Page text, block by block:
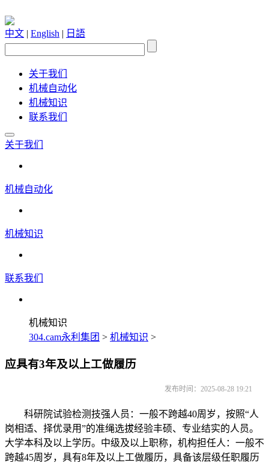
中文 | English | 日語
关于我们
机械自动化
机械知识
联系我们
关于我们
机械自动化
机械知识
联系我们
机械知识
304.cam永利集团 > 机械知识 >
应具有3年及以上工做履历
发布时间：2025-08-28 19:21
科研院试验检测技强人员：一般不跨越40周岁，按照“人
岗相适、择优录用”的准绳选拔经验丰硕、专业结实的人员。
大学本科及以上学历。中级及以上职称，机构担任人：一般不
跨越45周岁，具有8年及以上工做履历，具备该层级任职履历